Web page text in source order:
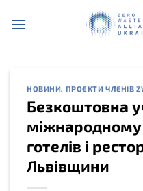
НОВИНИ, ПРОЄКТИ ЧЛЕНІВ
Безкоштовна
міжнародному
готелів і
Львівщини